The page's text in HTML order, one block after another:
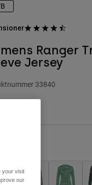
Ranger
Jersey
33840
your visit
our